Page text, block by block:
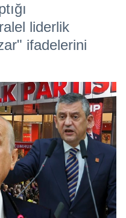
liderlik
ifadelerini